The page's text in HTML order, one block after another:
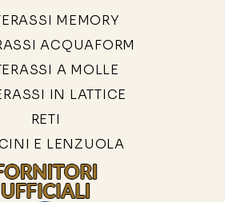
MEMORY
ACQUAFORM
A MOLLE
IN LATTICE
RETI
E LENZUOLA